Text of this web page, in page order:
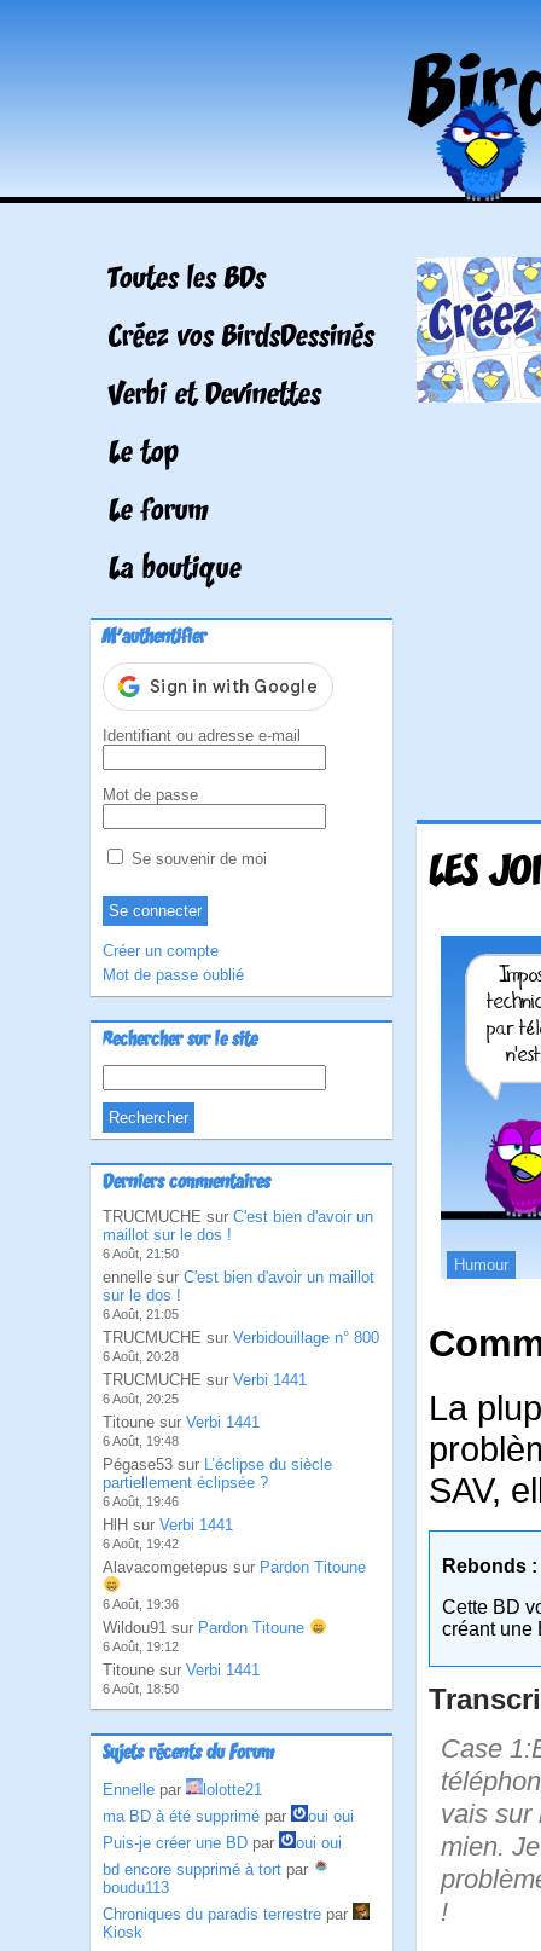
Toutes les BDs
Créez vos BirdsDessinés
Verbi et Devinettes
Le top
Le forum
La boutique
M'authentifier
Identifiant ou adresse e-mail
Mot de passe
Se souvenir de moi
Créer un compte
Mot de passe oublié
Rechercher sur le site
Derniers commentaires
TRUCMUCHE sur C'est bien d'avoir un
maillot sur le dos !
6 Août, 21:50
ennelle sur C'est bien d'avoir un maillot
sur le dos !
6 Août, 21:05
TRUCMUCHE sur Verbidouillage n° 800
6 Août, 20:28
TRUCMUCHE sur Verbi 1441
6 Août, 20:25
Titoune sur Verbi 1441
6 Août, 19:48
Pégase53 sur L’éclipse du siècle
partiellement éclipsée ?
6 Août, 19:46
HlH sur Verbi 1441
6 Août, 19:42
Alavacomgetepus sur Pardon Titoune
6 Août, 19:36
Wildou91 sur Pardon Titoune
6 Août, 19:12
Titoune sur Verbi 1441
6 Août, 18:50
Sujets récents du Forum
Ennelle par
lolotte21
ma BD à été supprimé par
oui oui
Puis-je créer une BD par
oui oui
bd encore supprimé à tort par
boudu113
Chroniques du paradis terrestre par
Kiosk
LES
Humour
La
SAV,
Rebonds :
Cette BD
créant une
Case
vais sur
mien.
!